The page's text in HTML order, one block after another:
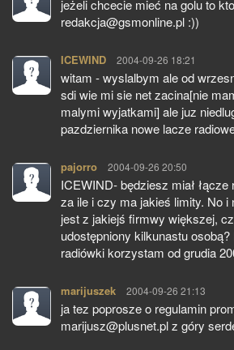
jeżeli chcecie mieć na golu to
redakcja@gsmonline.pl :))
ICEWIND pisze:
2004-09-26 18:21
witam - wyslalbym ale od
sdi wie mi sie net zacina[nie
malymi wyjatkami] ale juz
pazdziernika nowe lacze
pajorro pisze:
2004-09-26 20:50
ICEWIND- będziesz miał
za ile i czy ma jakieś limity. No
jest z jakiejś firmwy większej,
udostępniony kilkunastu
radiówki korzystam od grudia
marijuszek pisze:
2004-09-26 21:13
ja tez poprosze o regulamin
marijusz@plusnet.pl z góry